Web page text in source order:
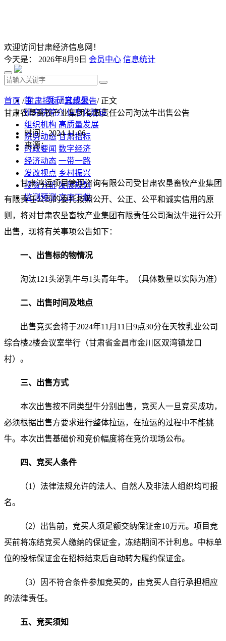
欢迎访问甘肃经济信息网！
今天是： 2026年8月9日 会员中心 信息统计
首 页 研究成果
研究院简介 信息化建设
组织机构 高质量发展
院务动态 甘肃招标
时政要闻 数字经济
经济动态 一带一路
发改视点 乡村振兴
投资分析 发展规划
监测预测 文库下载
首页 /甘肃招标/其他公告/ 正文
甘肃农垦畜牧产业集团有限责任公司淘汰牛出售公告
时间：2024-11-06
来源：
甘肃鸿运项目管理咨询有限公司受甘肃农垦畜牧产业集团
有限责任公司的委托按照公开、公正、公平和诚实信用的原
则，将对甘肃农垦畜牧产业集团有限责任公司淘汰牛进行公开
出售，现将有关事项公告如下：
一、出售标的物情况
淘汰121头泌乳牛与1头青年牛。（具体数量以实际为准）
二、出售时间及地点
出售竞买会将于2024年11月11日9点30分在天牧乳业公司
综合楼2楼会议室举行 （甘肃省金昌市金川区双湾镇龙口
村） 。
三、出售方式
本次出售按不同类型牛分别出售，竞买人一旦竞买成功，
必须根据出售方要求进行整体拉运， 在拉运的过程中不能挑
牛。本次出售基础价和竞价幅度将在竞价现场公布。
四、竞买人条件
（1）法律法规允许的法人、自然人及非法人组织均可报
名。
（2）出售前，竞买人须足额交纳保证金10万元。项目竞
买前将冻结竞买人缴纳的保证金，冻结期间不计利息。中标单
位的投标保证金在招标结束后自动转为履约保证金。
（3）因不符合条件参加竞买的，由竞买人自行承担相应
的法律责任。
五、竞买须知